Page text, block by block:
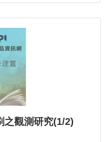
之觀測研究(1/2)